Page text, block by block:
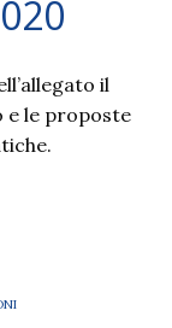
il
e le proposte